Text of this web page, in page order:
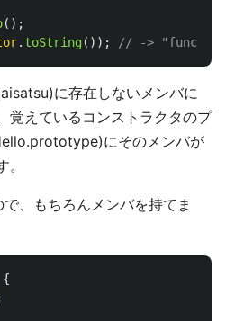
();
. toString()); // ->
に存在しないメンバに
覚えているコンストラクタのプ
にそのメンバが
、もちろんメンバを持てま
{